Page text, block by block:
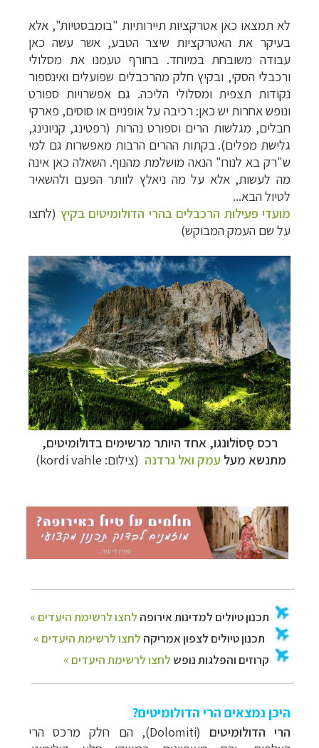
לא תמצאו כאן אטרקציות תיירותיות "בומבסטיות", אלא
בעיקר את האטרקציות שיצר הטבע, אשר עשה כאן
עבודה משובחת במיוחד. בחורף טעמנו את מסלולי
ורכבלי הסקי, ובקיץ חלק מהרכבלים שפועלים ואינספור
נקודות תצפית ומסלולי הליכה. גם אפשרויות ספורט
ונופש אחרות יש כאן: רכיבה על אופניים או סוסים, פארקי
חבלים, מגלשות הרים וספורט נהרות (רפטינג, קניונינג,
גלישת מפלים). בקתות ההרים הרבות מאפשרות גם למי
ש"רק בא לנוח" הנאה מושלמת מהנוף. השאלה כאן אינה
מה לעשות, אלא על מה ניאלץ לוותר הפעם ולהשאיר
לטיול הבא...
מועדי פעילות הרכבלים בהרי הדולומיטים בקיץ (לחצו
על שם העמק המבוקש)
רכס סָסוֹלונגו, אחד היותר מרשימים בדולומיטים,
מתנשא מעל עמק ואל גרדנה (צילום: kordi vahle
)
תכנוןטיולים למדינות אירופהלחצו לרשימת היעדים »
תכנוןטיולים לצפון אמריקהלחצו לרשימת היעדים »
קרוזים והפלגות נופשלחצו לרשימת היעדים »
היכן נמצאים הרי הדולומיטים?
הרי הדולומיטים (
Dolomiti), הם חלק מרכס הרי